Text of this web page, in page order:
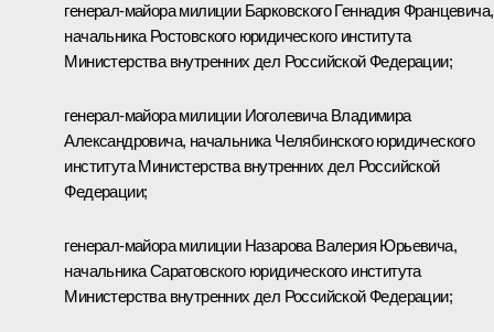
генерал-майора милиции Барковского Геннадия Францевича,
начальника Ростовского юридического института
Министерства внутренних дел Российской Федерации;
генерал-майора милиции Иоголевича Владимира
Александровича, начальника Челябинского юридического
института Министерства внутренних дел Российской
Федерации;
генерал-майора милиции Назарова Валерия Юрьевича,
начальника Саратовского юридического института
Министерства внутренних дел Российской Федерации;